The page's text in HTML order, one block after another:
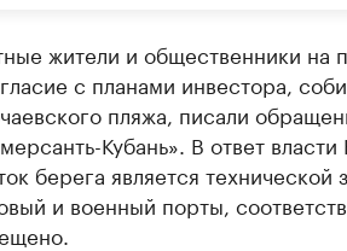
жители и общественники на
с планами инвестора,
пляжа, писали
Кубань». В ответ
берега является
и военный порты,